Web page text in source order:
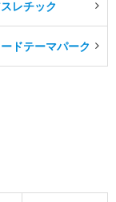
レチック
ドテーマパーク